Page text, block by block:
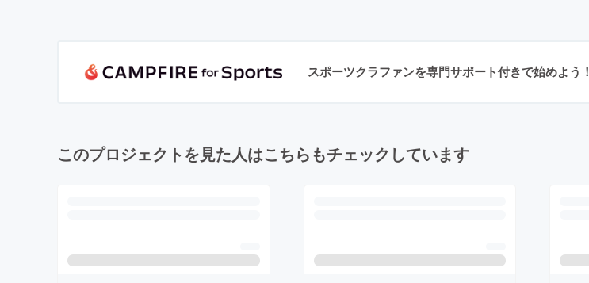
スポーツクラファンを専門サポート付きで始めよう！
このプロジェクトを見た人はこちらもチェックしています